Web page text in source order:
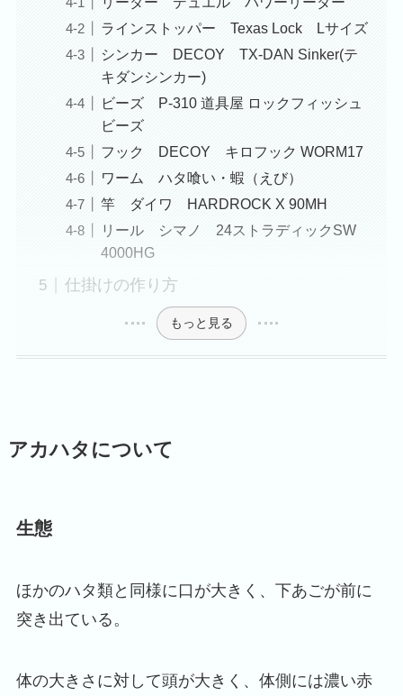
ラインストッパー Texas Lock Lサイズ
シンカー DECOY TX-DAN Sinker(テ
キダンシンカー)
ビーズ P-310 道具屋 ロックフィッシュ
ビーズ
フック DECOY キロフック WORM17
ワーム ハタ喰い・蝦（えび）
竿 ダイワ HARDROCK X 90MH
リール シマノ 24ストラディックSW
4000HG
仕掛けの作り方
もっと見る
アカハタについて
生態
ほかのハタ類と同様に口が大きく、下あごが前に
突き出ている。
体の大きさに対して頭が大きく、体側には濃い赤